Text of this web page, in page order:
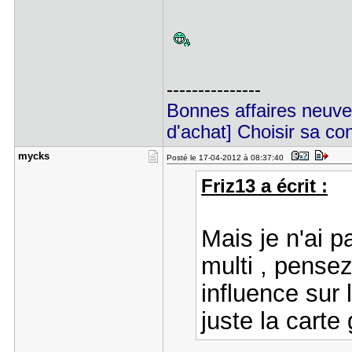
---------------
Bonnes affaires
d'achat] Choisir sa
mycks Posté le 17-04-2012 à 08:37:40
Friz13 a écrit :
Mais je n'ai
multi ,
influence sur
juste la carte